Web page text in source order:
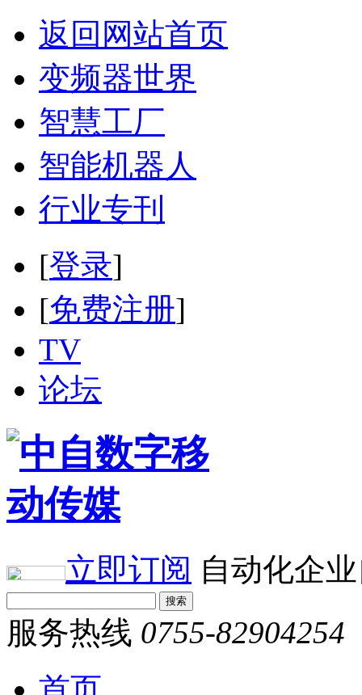
返回网站首页
变频器世界
智慧工厂
智能机器人
行业专刊
[登录]
[免费注册]
TV
论坛
立即订阅 自动化企
服务热线 0755-82904254